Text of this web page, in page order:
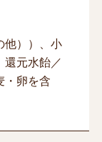
他））、小
還元水飴／
・卵を含